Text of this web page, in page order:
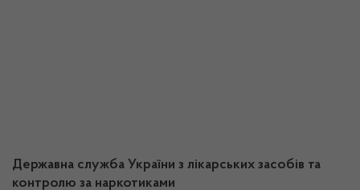
Державна служба України з лікарських засобів та
контролю за наркотиками